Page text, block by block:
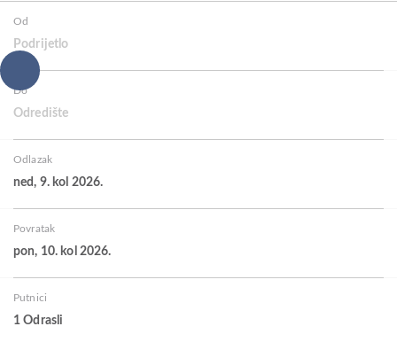
Od
Podrijetlo
Do
Odredište
Odlazak
ned, 9. kol 2026.
Povratak
pon, 10. kol 2026.
Putnici
1 Odrasli